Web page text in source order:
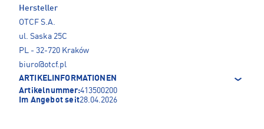
Hersteller
OTCF S.A.
ul. Saska 25C
PL - 32-720 Kraków
biuro@otcf.pl
ARTIKELINFORMATIONEN
Artikelnummer:413500200
Im Angebot seit28.04.2026